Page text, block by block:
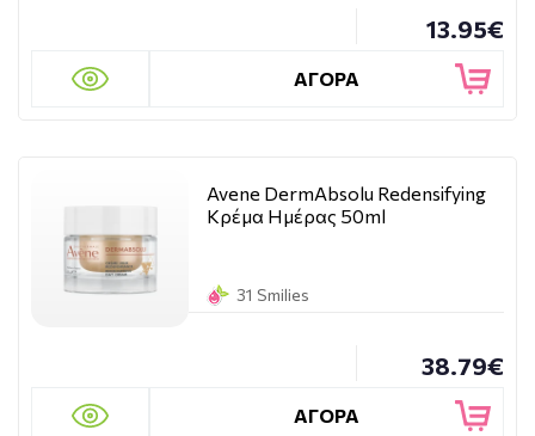
13.95€
ΑΓΟΡΑ
Avene DermAbsolu Redensifying
Κρέμα Ημέρας 50ml
31 Smilies
38.79€
ΑΓΟΡΑ